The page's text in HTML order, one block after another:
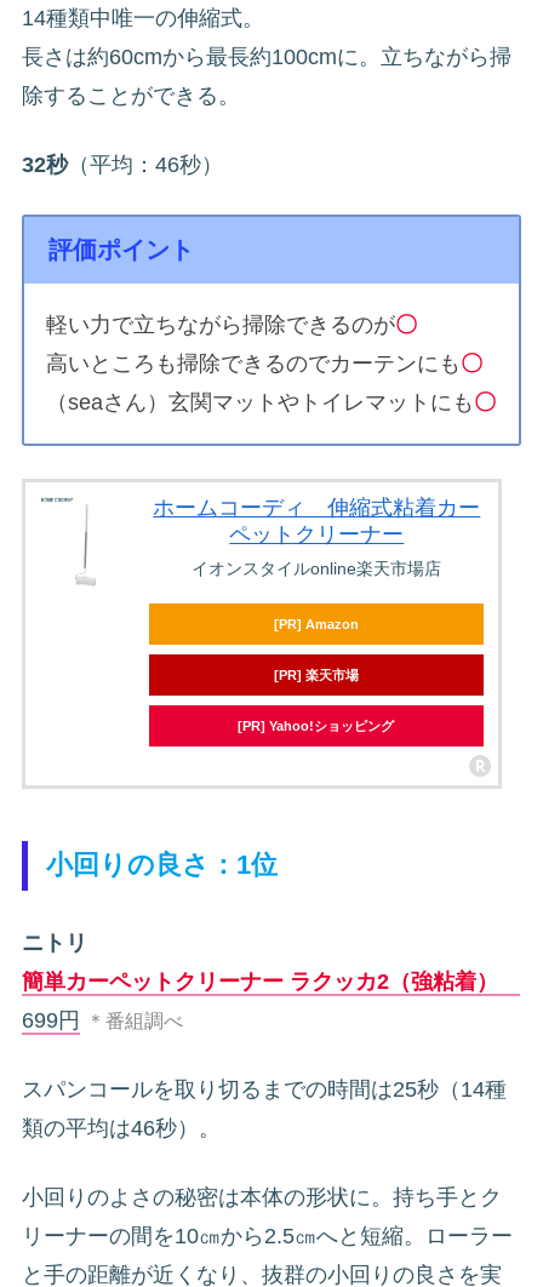
14種類中唯一の伸縮式。
長さは約60cmから最長約100cmに。立ちながら掃
除することができる。
32秒（平均：46秒）
評価ポイント
軽い力で立ちながら掃除できるのが〇
高いところも掃除できるのでカーテンにも 〇
（seaさん）玄関マットやトイレマットにも 〇
ホームコーディ 伸縮式粘着カー
ペットクリーナー
イオンスタイルonline楽天市場店
[PR] Amazon
[PR] 楽天市場
[PR] Yahoo!ショッピング
小回りの良さ：1位
ニトリ
簡単カーペットクリーナー ラクッカ2（強粘着）
699円
＊番組調べ
スパンコールを取り切るまでの時間は25秒（14種
類の平均は46秒）。
小回りのよさの秘密は本体の形状に。持ち手とク
リーナーの間を10㎝から2.5㎝へと短縮。ローラー
と手の距離が近くなり、抜群の小回りの良さを実